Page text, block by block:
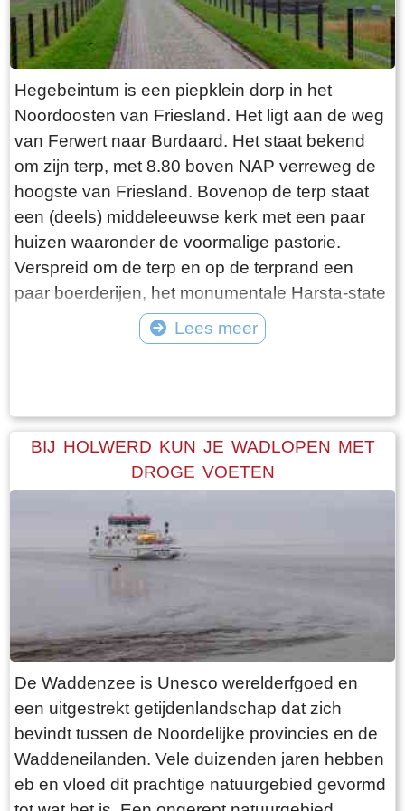
was Burgemeester van Slooten. Hij was
burgemeester van de gemeente
Rauwerderhem. Het voormalige gemeentehuis
staat een eindje verderop. Het is moeilijk voor te
stellen maar toen hij verhuisde heeft hij de state
met de grond gelijk laten maken. Misschien
heeft hij tevergeefs een advertentie geplaatst in
de Leeuwarder Courant met de vraag of iemand
zijn ambtswoning zou willen overnemen voor
een schappelijk prijsje. Wellicht bij gebrek aan
belangstelling heeft Burgemeester van Slooten
er korte metten mee gemaakt. Opgeruimd staat
netjes moet hij hebben gedacht, terwijl hij de
deur voor de laatste keer achter zich sloot!
Hegebeintum is een piepklein dorp in het
Noordoosten van Friesland. Het ligt aan de weg
van Ferwert naar Burdaard. Het staat bekend
om zijn terp, met 8.80 boven NAP verreweg de
hoogste van Friesland. Bovenop de terp staat
een (deels) middeleeuwse kerk met een paar
huizen waaronder de voormalige pastorie.
Verspreid om de terp en op de terprand een
paar boerderijen, het monumentale Harsta-state
en een dozijn huizen. Gisteren was ik er op een
druilerige dag in december. Voordeel van deze
optimaal uitzicht op de terp en haar bebouwing.
Een ideale dag voor een “rondje om de kerk”.
Vanaf de parkeerplaats bij het
bezoekerscentrum loop je via een voetpad van
rode klinkers de terp op. De kerk is helaas dicht,
want deze is aan de binnenkant ook de moeite
waard. Er hangt een aantal historische houten
rouwborden aan de muur. In de huizen brandt
licht en de kachel. Aan de andere kant van de
terp loop je weer naar beneden, nu via voetpad
van gele klinkers. Als je daarna links aanhoudt
kom je gewoon weer uit waar je bent begonnen.
Het is moeilijk voor te stellen dat een dergelijk
terp ooit door mensenhanden is gemaakt.
Terpen hadden een belangrijke functie als
bescherming tegen overstromingen vanuit zee.
Lees meer
BIJ HOLWERD KUN JE WADLOPEN MET
DROGE VOETEN
De Waddenzee is Unesco werelderfgoed en
een uitgestrekt getijdenlandschap dat zich
bevindt tussen de Noordelijke provincies en de
Waddeneilanden. Vele duizenden jaren hebben
eb en vloed dit prachtige natuurgebied gevormd